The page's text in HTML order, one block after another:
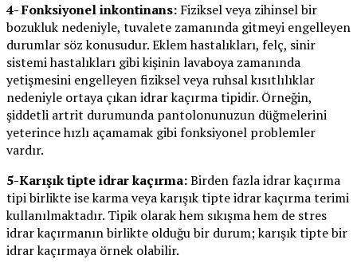
4- Fonksiyonel inkontinans: Fiziksel veya zihinsel bir
bozukluk nedeniyle, tuvalete zamanında gitmeyi engelleyen
durumlar söz konusudur. Eklem hastalıkları, felç, sinir
sistemi hastalıkları gibi kişinin lavaboya zamanında
yetişmesini engelleyen fiziksel veya ruhsal kısıtlılıklar
nedeniyle ortaya çıkan idrar kaçırma tipidir. Örneğin,
şiddetli artrit durumunda pantolonunuzun düğmelerini
yeterince hızlı açamamak gibi fonksiyonel problemler
vardır.
5-Karışık tipte idrar kaçırma:Birden fazla idrar kaçırma
tipi birlikte ise karma veya karışık tipte idrar kaçırma terimi
kullanılmaktadır. Tipik olarak hem sıkışma hem de stres
idrar kaçırmanın birlikte olduğu bir durum; karışık tipte bir
idrar kaçırmaya örnek olabilir.